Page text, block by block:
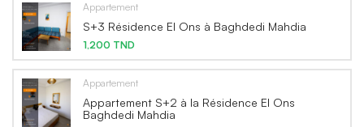
Appartement
S+3 Résidence El Ons à Baghdedi Mahdia
1,200 TND
Appartement
Appartement S+2 à la Résidence El Ons
Baghdedi Mahdia